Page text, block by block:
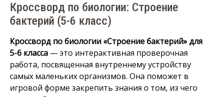
Кроссворд по биологии: Строение
бактерий (5-6 класс)
Кроссворд по биологии «Строение бактерий» для
5-6 класса — это интерактивная проверочная
работа, посвященная внутреннему устройству
самых маленьких организмов. Она поможет в
игровой форме закрепить знания о том, из чего